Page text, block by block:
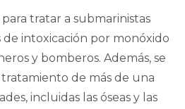
tratar a submarinistas
de intoxicación por monóxido
y bomberos. Además, se
de más de una
incluidas las óseas y las